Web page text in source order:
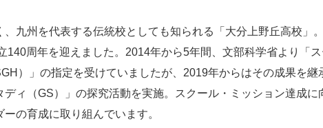
九州を代表する伝統校としても知られる「大分上野丘高校」
140周年を迎えました。2014年から5年間、文部科学省より「
）」の指定を受けていましたが、2019年からはその成果を継
ディ（GS）」の探究活動を実施。スクール・ミッション達成
の育成に取り組んでいます。